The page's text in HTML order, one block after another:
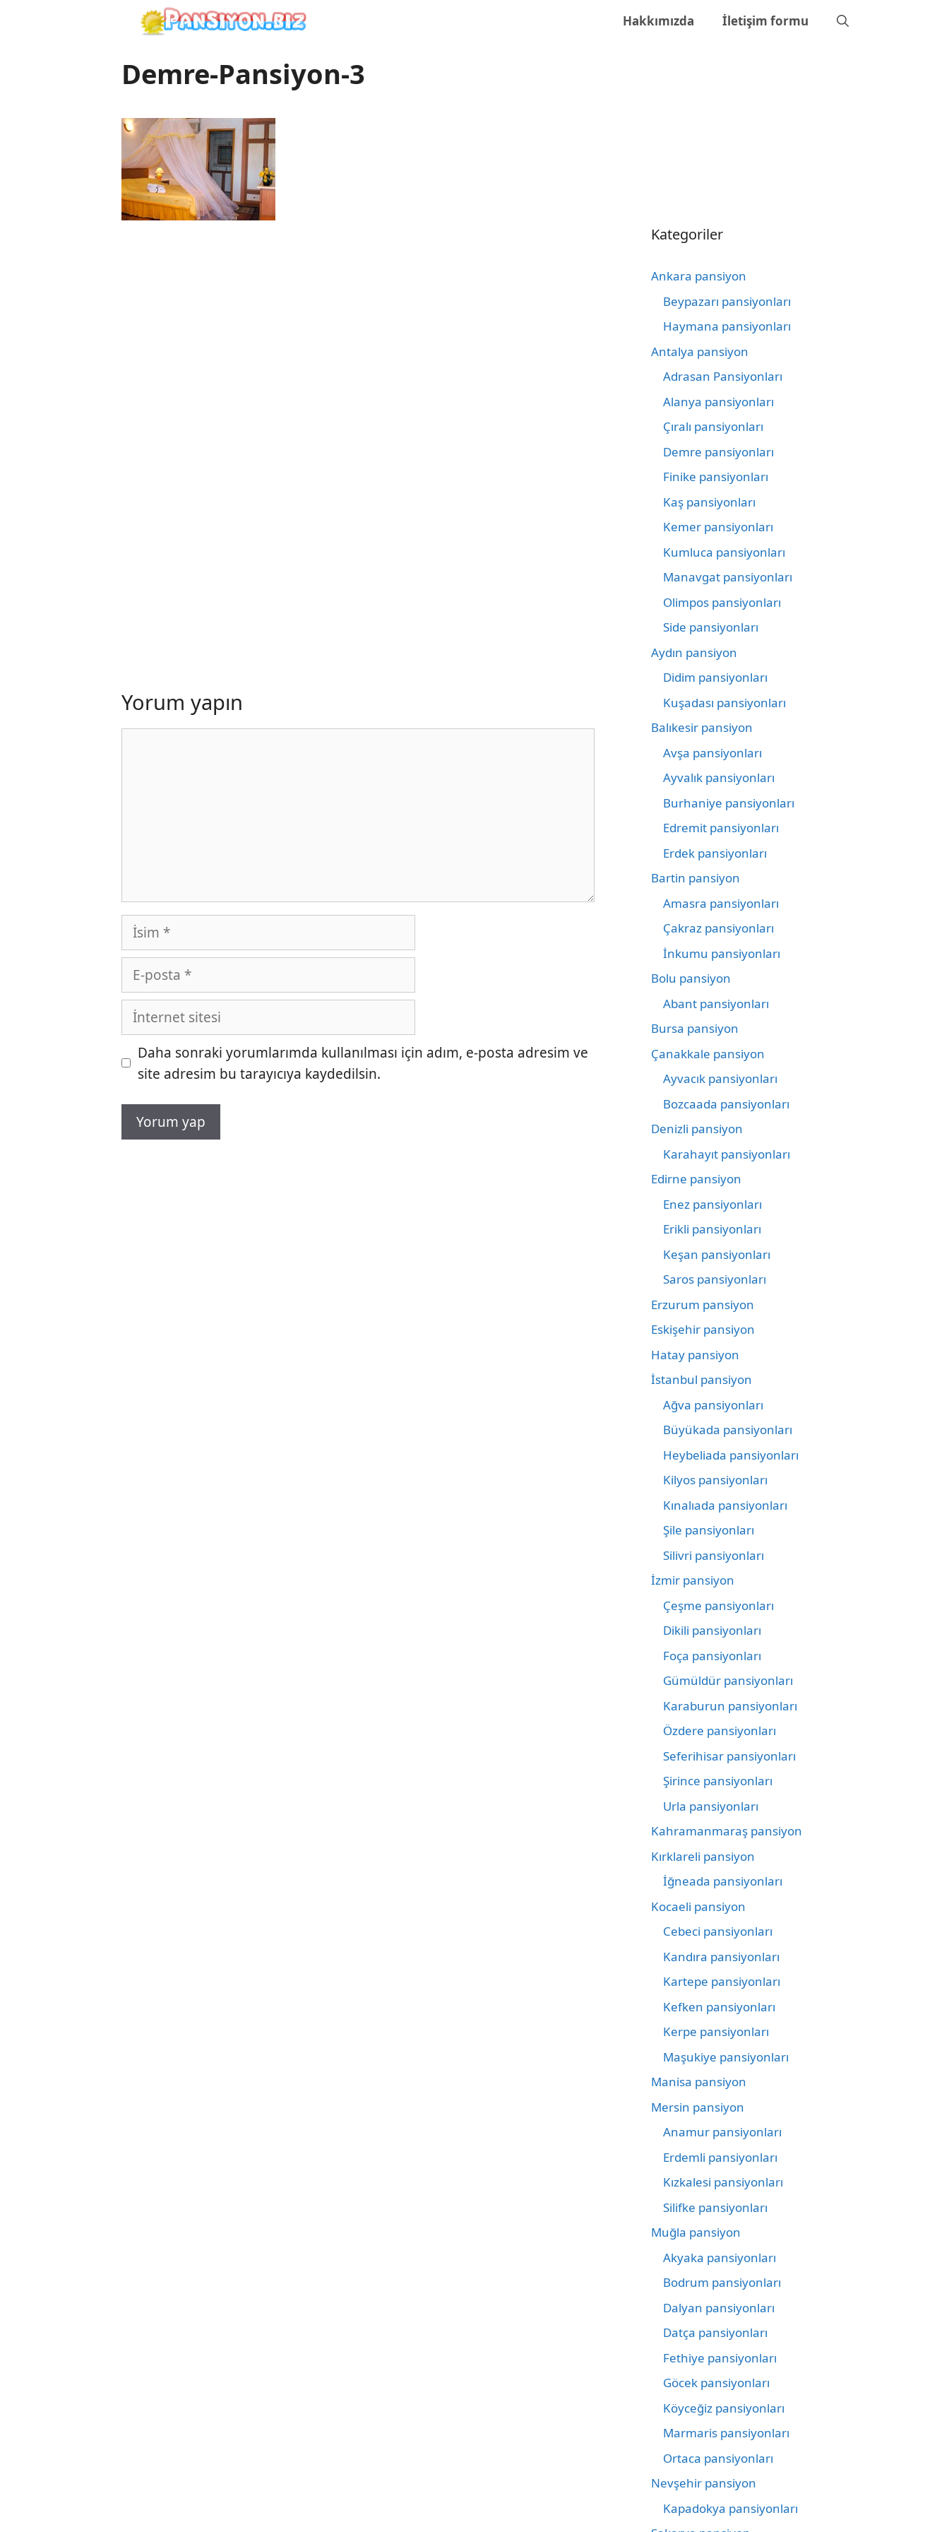
Hakkımızda İletişim formu
Demre-Pansiyon-3
Yorum yapın
İsim
posta
İnternet
sitesi
Daha sonraki yorumlarımda kullanılması için adım, e-posta adresim ve
site adresim bu tarayıcıya kaydedilsin.
Kategoriler
Ankara pansiyon
Beypazarı pansiyonları
Haymana pansiyonları
Antalya pansiyon
Adrasan Pansiyonları
Alanya pansiyonları
Çıralı pansiyonları
Demre pansiyonları
Finike pansiyonları
Kaş pansiyonları
Kemer pansiyonları
Kumluca pansiyonları
Manavgat pansiyonları
Olimpos pansiyonları
Side pansiyonları
Aydın pansiyon
Didim pansiyonları
Kuşadası pansiyonları
Balıkesir pansiyon
Avşa pansiyonları
Ayvalık pansiyonları
Burhaniye pansiyonları
Edremit pansiyonları
Erdek pansiyonları
Bartin pansiyon
Amasra pansiyonları
Çakraz pansiyonları
İnkumu pansiyonları
Bolu pansiyon
Abant pansiyonları
Bursa pansiyon
Çanakkale pansiyon
Ayvacık pansiyonları
Bozcaada pansiyonları
Denizli pansiyon
Karahayıt pansiyonları
Edirne pansiyon
Enez pansiyonları
Erikli pansiyonları
Keşan pansiyonları
Saros pansiyonları
Erzurum pansiyon
Eskişehir pansiyon
Hatay pansiyon
İstanbul pansiyon
Ağva pansiyonları
Büyükada pansiyonları
Heybeliada pansiyonları
Kilyos pansiyonları
Kınalıada pansiyonları
Şile pansiyonları
Silivri pansiyonları
İzmir pansiyon
Çeşme pansiyonları
Dikili pansiyonları
Foça pansiyonları
Gümüldür pansiyonları
Karaburun pansiyonları
Özdere pansiyonları
Seferihisar pansiyonları
Şirince pansiyonları
Urla pansiyonları
Kahramanmaraş pansiyon
Kırklareli pansiyon
İğneada pansiyonları
Kocaeli pansiyon
Cebeci pansiyonları
Kandıra pansiyonları
Kartepe pansiyonları
Kefken pansiyonları
Kerpe pansiyonları
Maşukiye pansiyonları
Manisa pansiyon
Mersin pansiyon
Anamur pansiyonları
Erdemli pansiyonları
Kızkalesi pansiyonları
Silifke pansiyonları
Muğla pansiyon
Akyaka pansiyonları
Bodrum pansiyonları
Dalyan pansiyonları
Datça pansiyonları
Fethiye pansiyonları
Göcek pansiyonları
Köyceğiz pansiyonları
Marmaris pansiyonları
Ortaca pansiyonları
Nevşehir pansiyon
Kapadokya pansiyonları